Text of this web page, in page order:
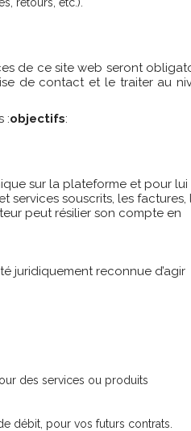
de ce site web seront
de contact et le traiter au
:objectifs:
sur la plateforme et pour lui
services souscrits, les factures,
peut résilier son compte en
juridiquement reconnue d’agir
des services ou produits
débit, pour vos futurs contrats.